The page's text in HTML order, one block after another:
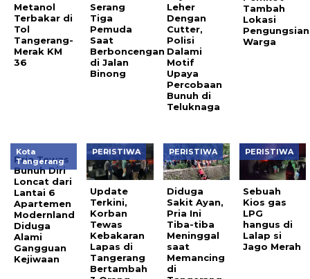
Metanol
Terbakar di
Tol
Tangerang-
Merak KM
36
Serang
Tiga
Pemuda
Saat
Berboncengan
di Jalan
Binong
Leher
Dengan
Cutter,
Polisi
Dalami
Motif
Upaya
Percobaan
Bunuh di
Teluknaga
Tambah
Lokasi
Pengungsian
Warga
Kota
Tangerang
Pria Tewas
Bunuh Diri
Loncat dari
Lantai 6
Apartemen
Modernland
Diduga
Alami
Gangguan
Kejiwaan
PERISTIWA
Update
Terkini,
Korban
Tewas
Kebakaran
Lapas di
Tangerang
Bertambah
PERISTIWA
Diduga
Sakit Ayan,
Pria Ini
Tiba-tiba
Meninggal
saat
Memancing
di
PERISTIWA
Sebuah
Kios gas
LPG
hangus di
Lalap si
Jago Merah